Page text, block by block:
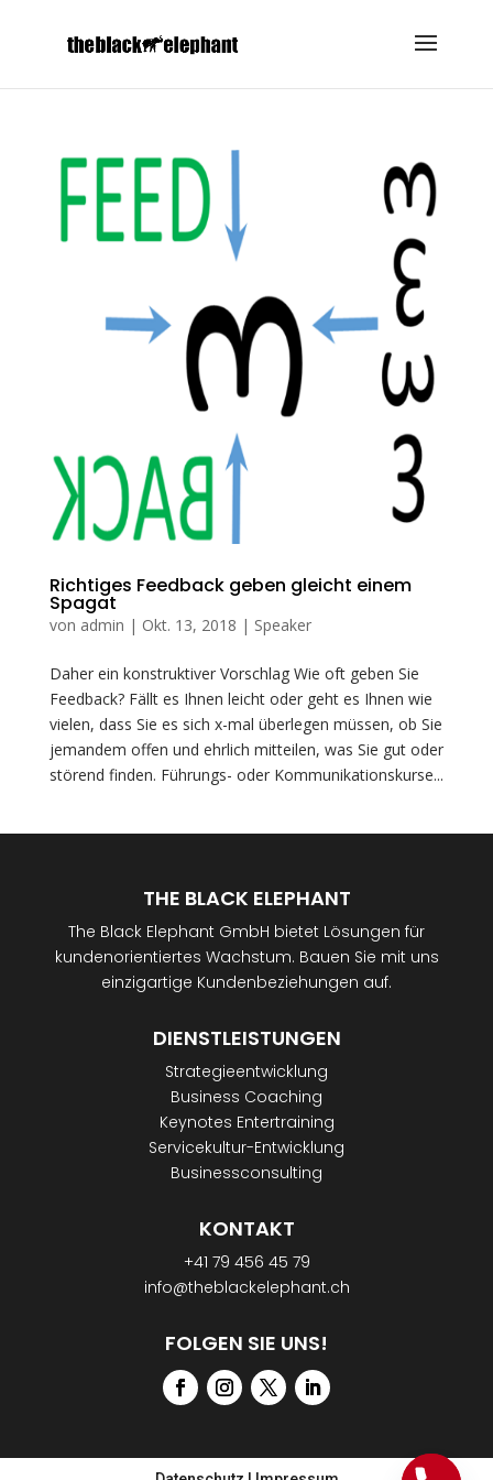
Richtiges Feedback geben gleicht einem
Spagat
von admin | Okt. 13, 2018 | Speaker
Daher ein konstruktiver Vorschlag Wie oft geben Sie
Feedback? Fällt es Ihnen leicht oder geht es Ihnen wie
vielen, dass Sie es sich x-mal überlegen müssen, ob Sie
jemandem offen und ehrlich mitteilen, was Sie gut oder
störend finden. Führungs- oder Kommunikationskurse...
THE BLACK ELEPHANT
The Black Elephant GmbH bietet Lösungen für
kundenorientiertes Wachstum. Bauen Sie mit uns
einzigartige Kundenbeziehungen auf.
DIENSTLEISTUNGEN
Strategieentwicklung
Business Coaching
Keynotes Entertraining
Servicekultur-Entwicklung
Businessconsulting
KONTAKT
+41 79 456 45 79
info@theblackelephant.ch
FOLGEN SIE UNS!